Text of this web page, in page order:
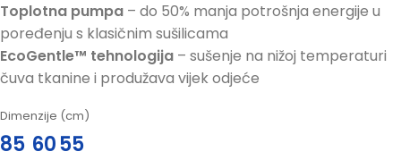
Toplotna pumpa – do 50% manja potrošnja energije u
poređenju s klasičnim sušilicama
EcoGentle™ tehnologija – sušenje na nižoj temperaturi
čuva tkanine i produžava vijek odjeće
Dimenzije (cm)
85 6055